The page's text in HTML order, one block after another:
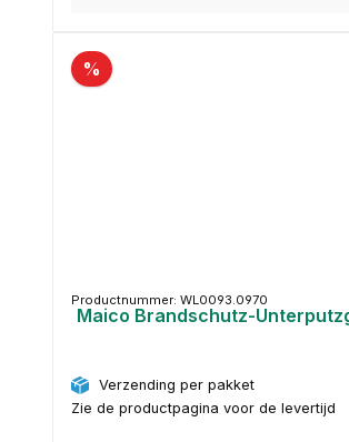
%
Productnummer: WL0093.0970
Maico Brandschutz-
Verzending per pakket
Zie de productpagina voor de levertijd